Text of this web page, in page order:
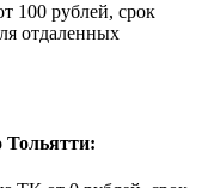
100 рублей, срок
отдаленных
Тольятти: